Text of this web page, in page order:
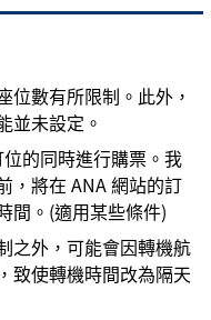
位數有所限制。此外，
並未設定。
的同時進行購票。我
，將在 ANA 網站的訂
間。(適用某些條件)
之外，可能會因轉機航
致使轉機時間改為隔天